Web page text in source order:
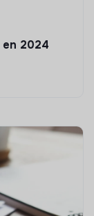
2024